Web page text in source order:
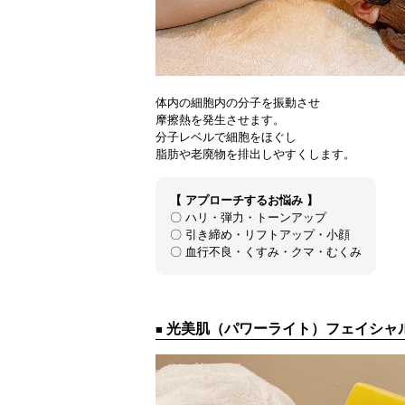
体内の細胞内の分子を振動させ
摩擦熱を発生させます。
分子レベルで細胞をほぐし
脂肪や老廃物を排出しやすくします。
【 アプローチするお悩み 】
〇 ハリ・弾力・トーンアップ
〇 引き締め・リフトアップ・小顔
〇 血行不良・くすみ・クマ・むくみ
■ 光美肌（パワーライト）フェイシ